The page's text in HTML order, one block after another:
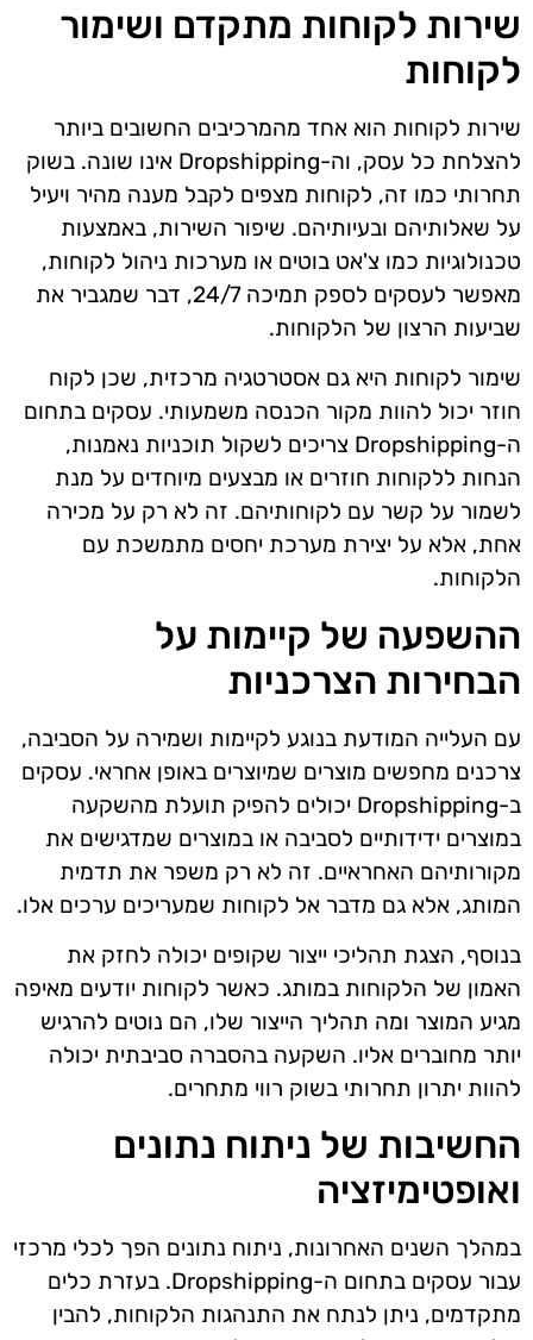
שירות לקוחות מתקדם ושימור
לקוחות
שירות לקוחות הוא אחד מהמרכיבים החשובים ביותר
להצלחת כל עסק, וה-Dropshipping אינו שונה. בשוק
תחרותי כמו זה, לקוחות מצפים לקבל מענה מהיר ויעיל
על שאלותיהם ובעיותיהם. שיפור השירות, באמצעות
טכנולוגיות כמו צ'אט בוטים או מערכות ניהול לקוחות,
מאפשר לעסקים לספק תמיכה 24/7, דבר שמגביר את
שביעות הרצון של הלקוחות.
שימור לקוחות היא גם אסטרטגיה מרכזית, שכן לקוח
חוזר יכול להוות מקור הכנסה משמעותי. עסקים בתחום
ה-Dropshipping צריכים לשקול תוכניות נאמנות,
הנחות ללקוחות חוזרים או מבצעים מיוחדים על מנת
לשמור על קשר עם לקוחותיהם. זה לא רק על מכירה
אחת, אלא על יצירת מערכת יחסים מתמשכת עם
הלקוחות.
ההשפעה של קיימות על
הבחירות הצרכניות
עם העלייה המודעת בנוגע לקיימות ושמירה על הסביבה,
צרכנים מחפשים מוצרים שמיוצרים באופן אחראי. עסקים
ב-Dropshipping יכולים להפיק תועלת מהשקעה
במוצרים ידידותיים לסביבה או במוצרים שמדגישים את
מקורותיהם האחראיים. זה לא רק משפר את תדמית
המותג, אלא גם מדבר אל לקוחות שמעריכים ערכים אלו.
בנוסף, הצגת תהליכי ייצור שקופים יכולה לחזק את
האמון של הלקוחות במותג. כאשר לקוחות יודעים מאיפה
מגיע המוצר ומה תהליך הייצור שלו, הם נוטים להרגיש
יותר מחוברים אליו. השקעה בהסברה סביבתית יכולה
להוות יתרון תחרותי בשוק רווי מתחרים.
החשיבות של ניתוח נתונים
ואופטימיזציה
במהלך השנים האחרונות, ניתוח נתונים הפך לכלי מרכזי
עבור עסקים בתחום ה-Dropshipping. בעזרת כלים
מתקדמים, ניתן לנתח את התנהגות הלקוחות, להבין